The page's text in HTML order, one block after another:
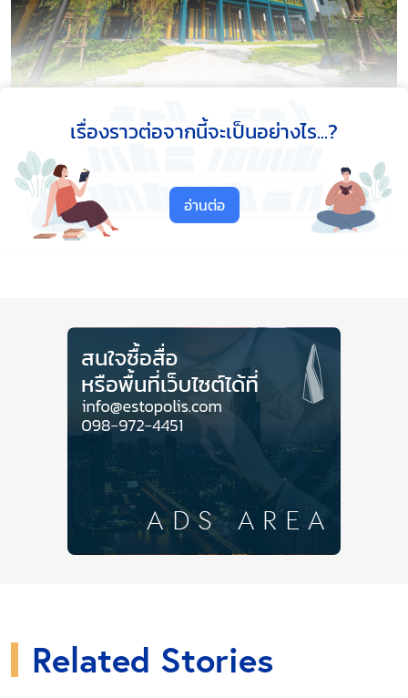
บริษัท แอล.พี.เอ็น.ดีเวลลอปเมนท์ จำกัด (มหาชน) (LPN)
เชื่อมั่นในทำเล “เพชรบุรี-มักกะสัน” ว่าเป็นทำเลศักยภาพ
ที่มองข้ามไม่ได้ เหมาะกับการพัฒนาโครงการ “ลุมพินี
สวีท เพชรบุรี-มักกะสัน” ด้วยเพราะตั้งอยู่บนถนนเพชรบุรี
ศูนย์กลางธุรกิจ (Central Business District : CBD) เชื่อม
โยงถนนสายสำคัญ ได้แก่ ถนนอโศกมนตรีและถนน
รัชดาภิเษก พร้อมองค์ประกอบการใช้ชีวิตอย่างเหนือ
ระดับ แวดล้อมด้วยห้างสรรพสินค้าชั้นนำของเมืองไทย
ทั้งการเดินทางที่สะดวก เชื่อมต่อระบบขนส่งมวลชน
สาธารณะรถไฟฟ้าบนดิน รถไฟฟ้าใต้ดิน และแอร์พอร์ต
ลิงค์เชื่อม 3 สนามบิน ดอนเมือง สุวรรณภูมิ และอู่ตะเภา
(ในอนาคต) ทำให้ “เพชรบุรี-มักกะสัน” เป็นพื้นที่ที่มี
เอกลักษณ์เฉพาะตัวมากที่สุดของกรุงเทพฯ และยังเป็น
หนึ่งในพื้นที่ที่มีราคาที่ดินสูงที่สุดเช่นกัน
เรื่องราวต่อจากนี้จะเป็นอย่างไร...?
อ่านต่อ
Related Stories